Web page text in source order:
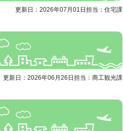
更新日：2026年07月01日 担当：住宅課
更新日：2026年06月26日 担当：商工観光課